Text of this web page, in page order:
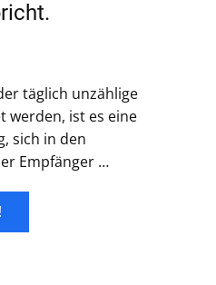
täglich unzählige
werden, ist es eine
sich in den
Empfänger …